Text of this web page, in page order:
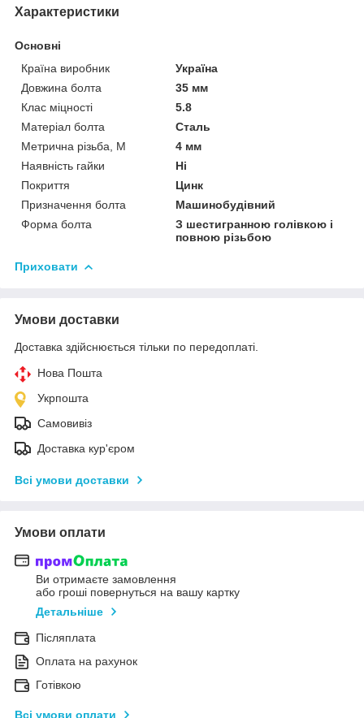
Характеристики
Основні
Країна виробник
Україна
Довжина болта
35 мм
Клас міцності
5.8
Матеріал болта
Сталь
Метрична різьба, М
4 мм
Наявність гайки
Ні
Покриття
Цинк
Призначення болта
Машинобудівний
Форма болта
З шестигранною голівкою і
повною різьбою
Приховати
Умови доставки
Доставка здійснюється тільки по передоплаті.
Нова Пошта
Укрпошта
Самовивіз
Доставка кур'єром
Всі умови доставки
Умови оплати
Ви отримаєте замовлення
або гроші повернуться на вашу картку
Детальніше
Післяплата
Оплата на рахунок
Готівкою
Всі умови оплати